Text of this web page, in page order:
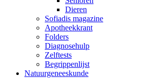
Dieren
Sofiadis magazine
Apotheekkrant
Folders
Diagnosehulp
Zelftests
Begrippenlijst
Natuurgeneeskunde